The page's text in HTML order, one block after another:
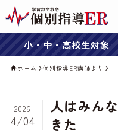
小・中・高校生対象
ホーム 個別指導ER講師より
人はみん
きた
2026
4/04